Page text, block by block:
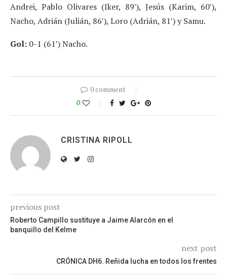
Andrei, Pablo Olivares (Iker, 89′), Jesús (Karim, 60′),
Nacho, Adrián (Julián, 86′), Loro (Adrián, 81′) y Samu.
Gol: 0-1 (61′) Nacho.
0 comment
0
CRISTINA RIPOLL
previous post
Roberto Campillo sustituye a Jaime Alarcón en el
banquillo del Kelme
next post
CRÓNICA DH6. Reñida lucha en todos los frentes